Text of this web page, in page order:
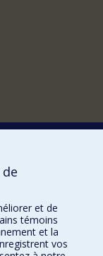
et de
témoins
et la
vos